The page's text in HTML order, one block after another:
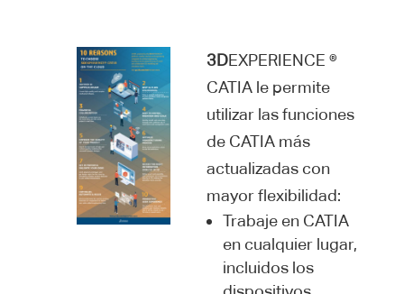
3DEXPERIENCE ®
CATIA le permite
utilizar las funciones
de CATIA más
actualizadas con
mayor flexibilidad:
Trabaje en CATIA
en cualquier lugar,
incluidos los